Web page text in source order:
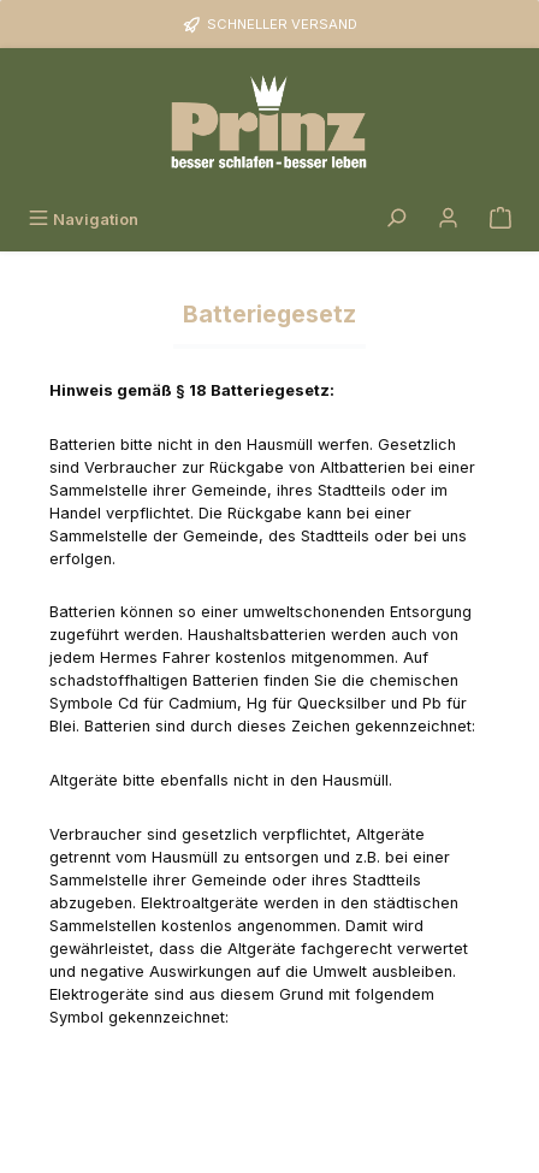
Zum Hauptinhalt springen SCHNELLER VERSAND
Navigation
Batteriegesetz
Hinweis gemäß § 18 Batteriegesetz:
Batterien bitte nicht in den Hausmüll werfen. Gesetzlich
sind Verbraucher zur Rückgabe von Altbatterien bei einer
Sammelstelle ihrer Gemeinde, ihres Stadtteils oder im
Handel verpflichtet. Die Rückgabe kann bei einer
Sammelstelle der Gemeinde, des Stadtteils oder bei uns
erfolgen.
Batterien können so einer umweltschonenden Entsorgung
zugeführt werden. Haushaltsbatterien werden auch von
jedem Hermes Fahrer kostenlos mitgenommen. Auf
schadstoffhaltigen Batterien finden Sie die chemischen
Symbole Cd für Cadmium, Hg für Quecksilber und Pb für
Blei. Batterien sind durch dieses Zeichen gekennzeichnet:
Altgeräte bitte ebenfalls nicht in den Hausmüll.
Verbraucher sind gesetzlich verpflichtet, Altgeräte
getrennt vom Hausmüll zu entsorgen und z.B. bei einer
Sammelstelle ihrer Gemeinde oder ihres Stadtteils
abzugeben. Elektroaltgeräte werden in den städtischen
Sammelstellen kostenlos angenommen. Damit wird
gewährleistet, dass die Altgeräte fachgerecht verwertet
und negative Auswirkungen auf die Umwelt ausbleiben.
Elektrogeräte sind aus diesem Grund mit folgendem
Symbol gekennzeichnet: